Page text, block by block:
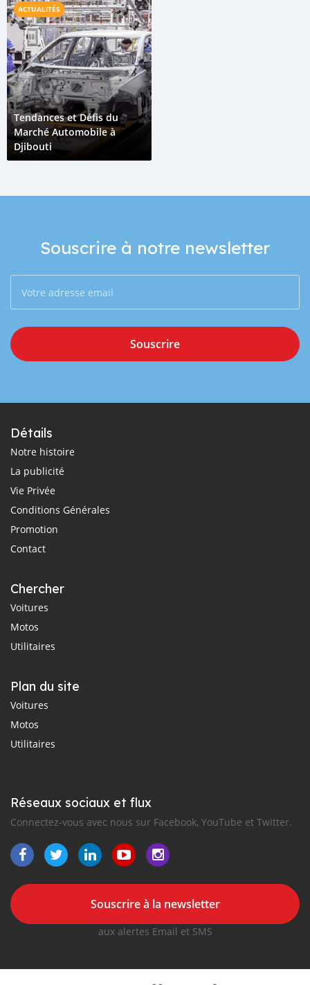
ACTUALITÉS
Tendances et Défis du
Marché Automobile à
Djibouti
Souscrire à notre newsletter
Souscrire
Détails
Notre histoire
La publicité
Vie Privée
Conditions Générales
Promotion
Contact
Chercher
Voitures
Motos
Utilitaires
Plan du site
Voitures
Motos
Utilitaires
Réseaux sociaux et flux
Connectez-vous avec nous sur Facebook, YouTube et Twitter.
Souscrire à la newsletter
aux alertes Email et SMS